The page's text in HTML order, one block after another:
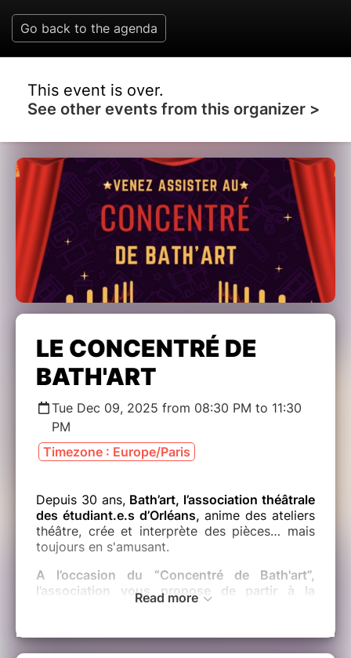
Go back to the agenda
This event is over.
See other events from this organizer >
LE CONCENTRÉ DE
BATH'ART
Tue Dec 09, 2025 from 08:30 PM to 11:30
PM
Timezone : Europe/Paris
Depuis 30 ans, Bath’art, l’association théâtrale
des étudiant.e.s d’Orléans, anime des ateliers
théâtre, crée et interprète des pièces… mais
toujours en s'amusant.
A l’occasion du “Concentré de Bath'art”,
l’association vous propose de partir à la
découverte de ses réalisations.
l’association ainsi qu’une création réalisée lors
de son “Atelier Comédien”.
Read more